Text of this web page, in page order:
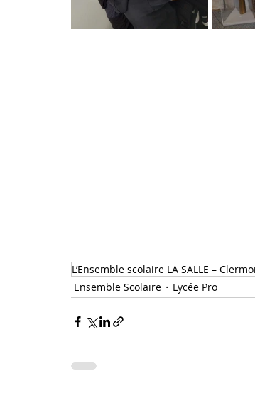
L’Ensemble scolaire LA SALLE –
Ensemble Scolaire
Lycée Pro